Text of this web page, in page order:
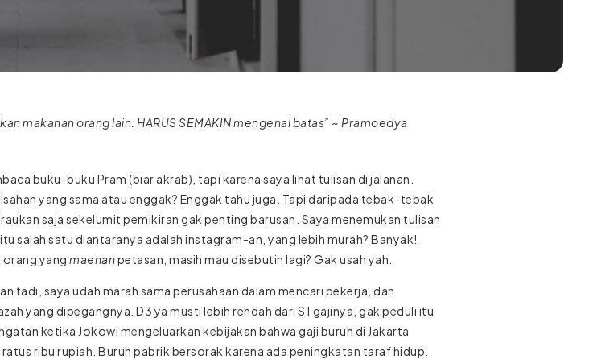
makanan orang lain. HARUS SEMAKIN mengenal batas” ~ Pramoedya
buku-buku Pram (biar akrab), tapi karena saya lihat tulisan di jalanan.
yang sama atau enggak? Enggak tahu juga. Tapi daripada tebak-tebak
saja sekelumit pemikiran gak penting barusan. Saya menemukan tulisan
salah satu diantaranya adalah instagram-an, yang lebih murah? Banyak!
yang maenanpetasan, masih mau disebutin lagi? Gak usah yah.
tadi, saya udah marah sama perusahaan dalam mencari pekerja, dan
yang dipegangnya. D3 ya musti lebih rendah dari S1 gajinya, gak peduli itu
ketika Jokowi mengeluarkan kebijakan bahwa gaji buruh di Jakarta
ribu rupiah. Buruh pabrik bersorak karena ada peningkatan taraf hidup.